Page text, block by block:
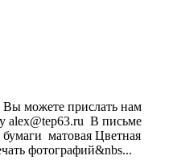
можете прислать нам
alex@tep63.ru В письме
бумаги матовая Цветная
фотографий&nbs...